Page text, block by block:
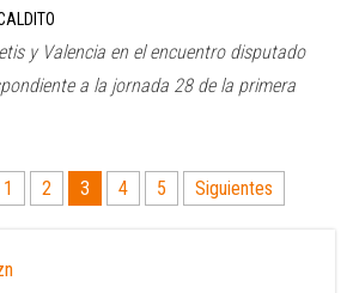
y Valencia en el encuentro disputado
a la jornada 28 de la primera
1 2 3 4 5 Siguientes